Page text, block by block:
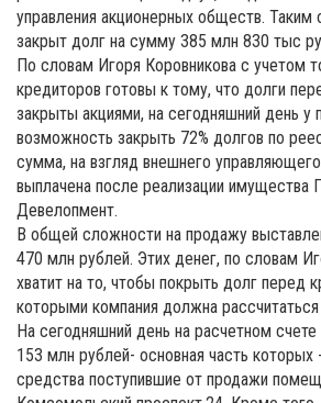
управления акционерных обществ. Таким
закрыт долг на сумму 385 млн 830 тыс
По словам Игоря Коровникова с учетом
кредиторов готовы к тому, что долги
закрыты акциями, на сегодняшний день у
возможность закрыть 72% долгов по
сумма, на взгляд внешнего
выплачена после реализации имущества
Девелопмент.
В общей сложности на продажу
470 млн рублей. Этих денег, по словам
хватит на то, чтобы покрыть долг перед
которыми компания должна
На сегодняшний день на расчетном счете
153 млн рублей- основная часть
средства поступившие от продажи